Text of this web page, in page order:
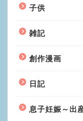
子供
雑記
創作漫画
日記
息子妊娠～出